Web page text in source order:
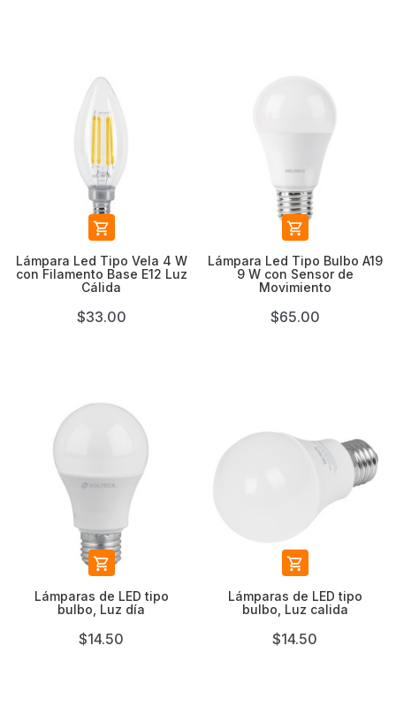

Lámpara Led Tipo Vela 4 W
con Filamento Base E12 Luz
Cálida
$33.00

Lámpara Led Tipo Bulbo A19
9 W con Sensor de
Movimiento
$65.00

Lámparas de LED tipo
bulbo, Luz día
$14.50

Lámparas de LED tipo
bulbo, Luz calida
$14.50